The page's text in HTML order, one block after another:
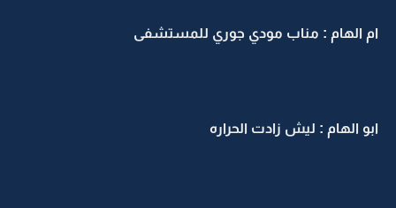
ام الهام : مناب مودي جوري للمستشفى
ابو الهام : ليش زادت الحراره